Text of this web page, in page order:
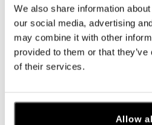
We also share information
our social media, advertising
may combine it with other
provided to them or that
of their services.
Allow
Všetky Česko
ALO diamonds Hilton,